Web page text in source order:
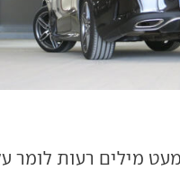
מילים רעות לומר